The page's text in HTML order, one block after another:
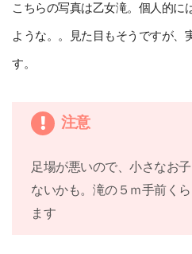
こちらの写真は乙女滝。個人的に
ような。。見た目もそうですが、
す。
注意
足場が悪いので、小さなお
ないかも。滝の５ｍ手前く
ます